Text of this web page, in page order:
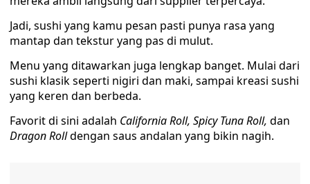
Jadi, sushi yang kamu pesan pasti punya rasa yang
mantap dan tekstur yang pas di mulut.
Menu yang ditawarkan juga lengkap banget. Mulai dari
sushi klasik seperti nigiri dan maki, sampai kreasi sushi
yang keren dan berbeda.
Favorit di sini adalah California Roll, Spicy Tuna Roll, dan
Dragon Rolldengan saus andalan yang bikin nagih.